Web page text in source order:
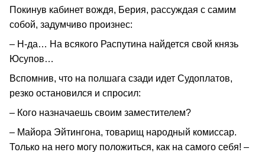
Покинув кабинет вождя, Берия, рассуждая с самим
собой, задумчиво произнес:
– Н-да… На всякого Распутина найдется свой князь
Юсупов…
Вспомнив, что на полшага сзади идет Судоплатов,
резко остановился и спросил:
– Кого назначаешь своим заместителем?
– Майора Эйтингона, товарищ народный комиссар.
Только на него могу положиться, как на самого себя! –